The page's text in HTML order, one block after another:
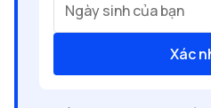
Ngày sinh của bạn
Xác